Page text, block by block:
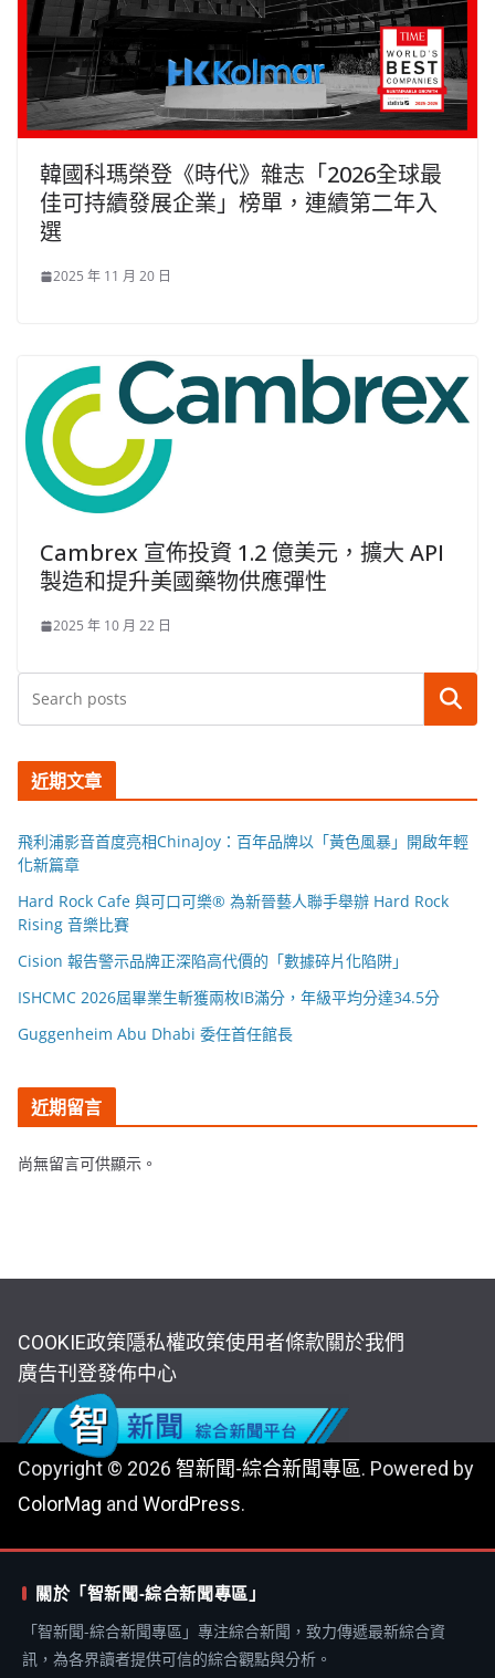
韓國科瑪榮登《時代》雜志「2026全球最
佳可持續發展企業」榜單，連續第二年入
選
2025 年 11 月 20 日
Cambrex 宣佈投資 1.2 億美元，擴大 API
製造和提升美國藥物供應彈性
2025 年 10 月 22 日
搜尋
近期文章
飛利浦影音首度亮相ChinaJoy：百年品牌以「黃色風暴」開啟年輕
化新篇章
Hard Rock Cafe 與可口可樂® 為新晉藝人聯手舉辦 Hard Rock
Rising 音樂比賽
Cision 報告警示品牌正深陷高代價的「數據碎片化陷阱」
ISHCMC 2026屆畢業生斬獲兩枚IB滿分，年級平均分達34.5分
Guggenheim Abu Dhabi 委任首任館長
近期留言
尚無留言可供顯示。
COOKIE政策隱私權政策使用者條款關於我們
廣告刊登發佈中心
Copyright © 2026 智新聞-綜合新聞專區. Powered by
ColorMag and WordPress.
關於「智新聞-綜合新聞專區」
「智新聞-綜合新聞專區」專注綜合新聞，致力傳遞最新綜合資
訊，為各界讀者提供可信的綜合觀點與分析。